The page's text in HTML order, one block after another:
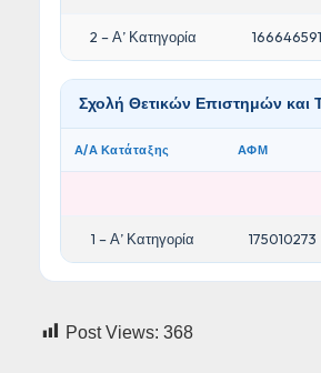
2 – Α’ Κατηγορία 166646591
Σχολή Θετικών Επιστημών και
Α/Α Κατάταξης ΑΦΜ
1 – Α’ Κατηγορία 175010273
Post Views: 368